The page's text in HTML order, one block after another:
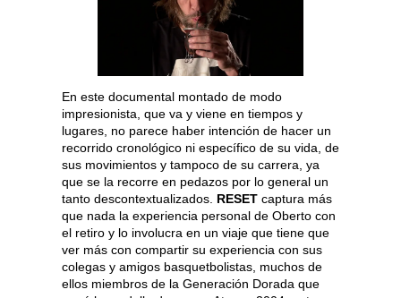
En este documental montado de modo
impresionista, que va y viene en tiempos y
lugares, no parece haber intención de hacer un
recorrido cronológico ni específico de su vida, de
sus movimientos y tampoco de su carrera, ya
que se la recorre en pedazos por lo general un
tanto descontextualizados. RESET captura más
que nada la experiencia personal de Oberto con
el retiro y lo involucra en un viaje que tiene que
ver más con compartir su experiencia con sus
colegas y amigos basquetbolistas, muchos de
ellos miembros de la Generación Dorada que